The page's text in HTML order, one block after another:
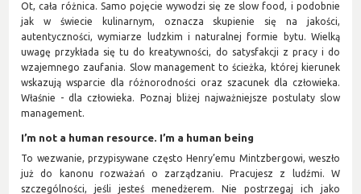
Ot, cała różnica. Samo pojęcie wywodzi się ze slow food, i podobnie
jak w świecie kulinarnym, oznacza skupienie się na jakości,
autentyczności, wymiarze ludzkim i naturalnej formie bytu. Wielką
uwagę przykłada się tu do kreatywności, do satysfakcji z pracy i do
wzajemnego zaufania. Slow management to ścieżka, której kierunek
wskazują wsparcie dla różnorodności oraz szacunek dla człowieka.
Właśnie - dla człowieka. Poznaj bliżej najważniejsze postulaty slow
management.
I’m not a human resource. I’m a human being
To wezwanie, przypisywane często Henry’emu Mintzbergowi, weszło
już do kanonu rozważań o zarządzaniu. Pracujesz z ludźmi. W
szczególności, jeśli jesteś menedżerem. Nie postrzegaj ich jako